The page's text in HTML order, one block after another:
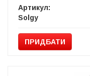
Артикул:
Solgy
ПРИДБАТИ